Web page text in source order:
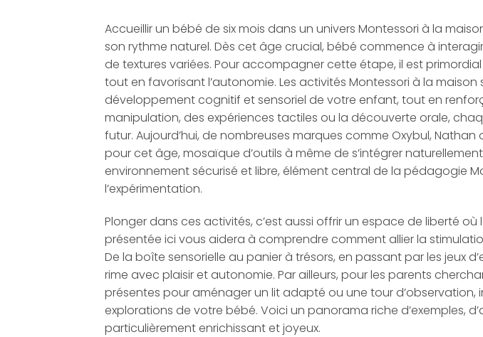
Accueillir un bébé de six mois dans un univers Montessori à la
son rythme naturel. Dès cet âge crucial, bébé commence à
de textures variées. Pour accompagner cette étape, il est
tout en favorisant l’autonomie. Les activités Montessori à la
développement cognitif et sensoriel de votre enfant, tout en
manipulation, des expériences tactiles ou la découverte orale,
futur. Aujourd’hui, de nombreuses marques comme Oxybul,
pour cet âge, mosaïque d’outils à même de s’intégrer
environnement sécurisé et libre, élément central de la pédagogie
l’expérimentation.
Plonger dans ces activités, c’est aussi offrir un espace de liberté
présentée ici vous aidera à comprendre comment allier la
De la boîte sensorielle au panier à trésors, en passant par les jeux
rime avec plaisir et autonomie. Par ailleurs, pour les parents
présentes pour aménager un lit adapté ou une tour
explorations de votre bébé. Voici un panorama riche d’exemples,
particulièrement enrichissant et joyeux.